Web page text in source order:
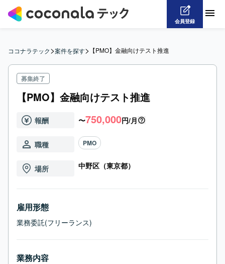
会員登録
ココナラテック>案件を探す> 【PMO】金融向けテスト推進
募集終了
【PMO】金融向けテスト推進
報酬 〜750,000円/月
職種 PMO
場所 中野区（東京都）
雇用形態
業務委託(フリーランス)
業務内容